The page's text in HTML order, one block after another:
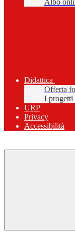
Albo
Didattica
Offerta
I progetti
URP
Privacy
Accessibilità